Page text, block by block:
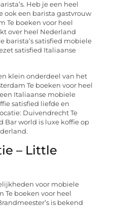
Heb je een heel
ook een barista gastvrouw
Te boeken voor heel
over heel Nederland
barista’s satisfied mobiele
satisfied Italiaanse
klein onderdeel van het
Te boeken voor heel
Italiaanse mobiele
satisfied liefde en
Duivendrecht Te
Bar world is luxe koffie op
– Little
voor mobiele
Te boeken voor heel
is bekend